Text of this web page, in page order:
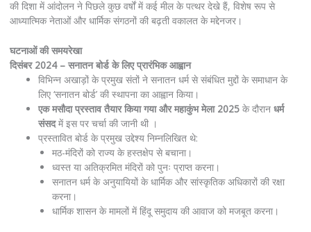
की दिशा में आंदोलन ने पिछले कुछ वर्षों में कई मील के पत्थर देखे हैं, विशेष रूप से
आध्यात्मिक नेताओं और धार्मिक संगठनों की बढ़ती वकालत के मद्देनजर।
घटनाओं की समयरेखा
दिसंबर 2024 – सनातन बोर्ड के लिए प्रारंभिक आह्वान
विभिन्न अखाड़ों के प्रमुख संतों ने सनातन धर्म से संबंधित मुद्दों के समाधान के
लिए ‘सनातन बोर्ड’ की स्थापना का आह्वान किया।
एक मसौदा प्रस्ताव तैयार किया गया और महाकुंभ मेला 2025के दौरान धर्म
संसदमें इस पर चर्चा की जानी थी ।
प्रस्तावित बोर्ड के प्रमुख उद्देश्य निम्नलिखित थे:
मठ-मंदिरों को राज्य के हस्तक्षेप से बचाना।
ध्वस्त या अतिक्रमित मंदिरों को पुनः प्राप्त करना।
सनातन धर्म के अनुयायियों के धार्मिक और सांस्कृतिक अधिकारों की रक्षा
करना।
धार्मिक शासन के मामलों में हिंदू समुदाय की आवाज को मजबूत करना।